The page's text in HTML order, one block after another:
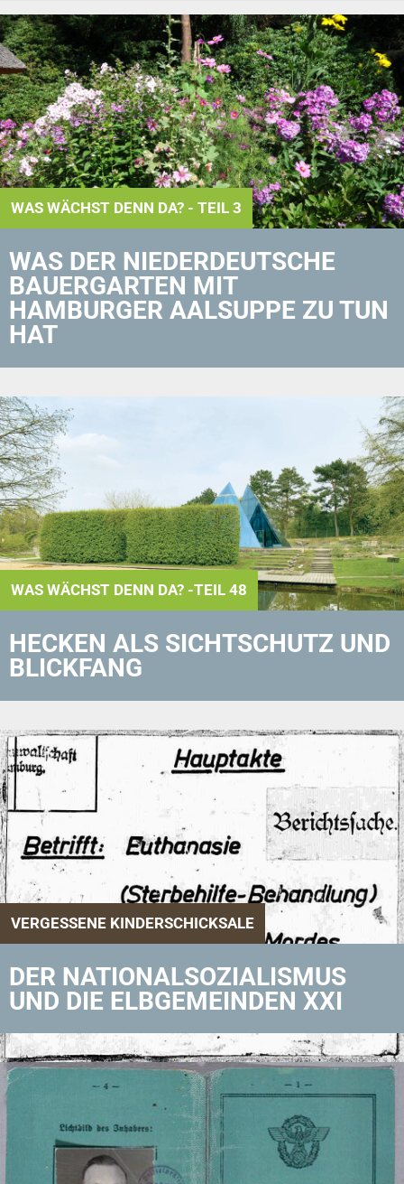
WAS WÄCHST DENN DA? - TEIL 3
WAS DER NIEDERDEUTSCHE
BAUERGARTEN MIT
HAMBURGER AALSUPPE ZU TUN
HAT
WAS WÄCHST DENN DA? -TEIL 48
HECKEN ALS SICHTSCHUTZ UND
BLICKFANG
VERGESSENE KINDERSCHICKSALE
DER NATIONALSOZIALISMUS
UND DIE ELBGEMEINDEN XXI